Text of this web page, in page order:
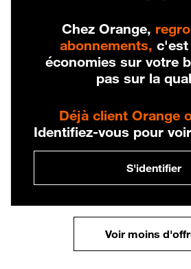
Chez Orange,
abonnements, c'est
économies sur votre
pas sur la
Déjà client Orange
Identifiez-vous pour
S'identifier
Voir moins